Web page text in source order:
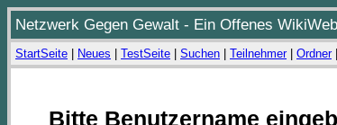
Netzwerk Gegen Gewalt - Ein Offenes
StartSeite Neues TestSeite Suchen Teilnehmer| Ordner|
Bitte Benutzername